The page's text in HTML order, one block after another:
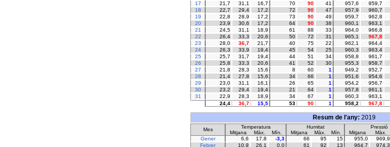
17
21,7 31,1 16,7 70 90 41 957,6 959,7
18
22,7 29,4 17,2 72 90 47 957,9 960,7
19
22,8 28,9 17,2 73 90 49 959,7 962,8
20
23,9 30,6 17,2 64 90 38 960,1 963,1
21
24,5 31,1 18,9 61 88 33 964,0 966,8
22
26,4 33,3 20,6 50 72 31 965,1 967,8
23
28,0 36,7 21,7 40 75 22 962,1 964,4
24
26,3 33,9 19,4 45 54 25 960,3 963,4
25
25,7 31,7 19,4 44 51 34 958,8 961,7
26
25,8 33,3 20,6 41 52 30 955,3 958,7
27
21,8 28,3 15,6 8 60 1 949,2 952,7
28
21,4 27,8 15,6 34 66 1 951,6 954,6
29
23,0 31,1 16,1 26 65 1 954,2 956,7
30
23,2 29,4 19,4 21 64 1 957,8 961,1
31
22,9 28,3 18,9 34 67 1 960,3 963,1
24,4
36,7 15,5 53 90 1 958,2 967,8
Resum de l'any: 2019
Mes Temperatura Humitat Pressió
Mitjana Màx. Mín. Mitjana Màx. Mín. Mitjana Màx.
Gener
6,6 17,8 -3,3 66 95 15 955,0 969,9
Febrer
10,9 26,1 0,0 61 92 13 964,7 974,3